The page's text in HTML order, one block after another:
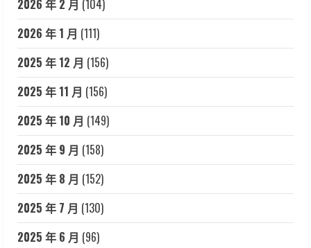
2026 年 2 月 (104)
2026 年 1 月 (111)
2025 年 12 月 (156)
2025 年 11 月 (156)
2025 年 10 月 (149)
2025 年 9 月 (158)
2025 年 8 月 (152)
2025 年 7 月 (130)
2025 年 6 月 (96)